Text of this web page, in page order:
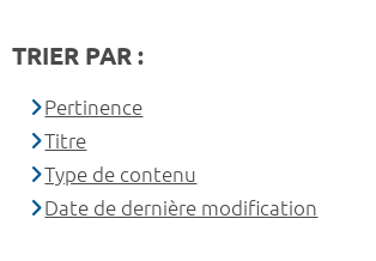
TRIER PAR :
Pertinence
Titre
Type de contenu
Date de dernière modification